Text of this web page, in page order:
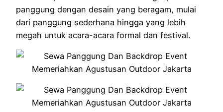
panggung dengan desain yang beragam, mulai
dari panggung sederhana hingga yang lebih
megah untuk acara-acara formal dan festival.